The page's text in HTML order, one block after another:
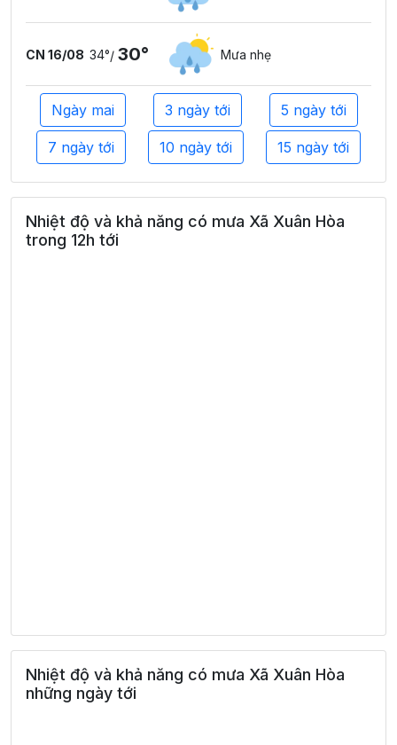
CN 16/08 34°/ 30° Mưa nhẹ
Ngày mai 3 ngày tới 5 ngày tới
7 ngày tới 10 ngày tới 15 ngày tới
Nhiệt độ và khả năng có mưa Xã Xuân Hòa
trong 12h tới
Nhiệt độ và khả năng có mưa Xã Xuân Hòa
những ngày tới